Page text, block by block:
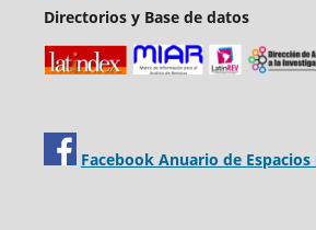
Directorios y Base de datos
Facebook Anuario de